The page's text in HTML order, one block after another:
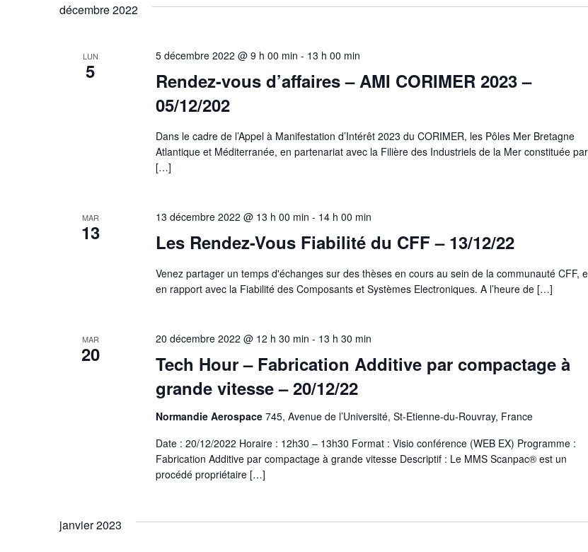
décembre 2022
LUN
5
Rendez-vous d’affaires – AMI CORIMER 2023 –
05/12/202
5 décembre 2022 @ 9 h 00 min - 13 h 00 min
Dans le cadre de l’Appel à Manifestation d’Intérêt 2023 du CORIMER, les Pôles Mer Bretagne
Atlantique et Méditerranée, en partenariat avec la Filière des Industriels de la Mer constituée par
[…]
MAR
13 Les Rendez-Vous Fiabilité du CFF – 13/12/22
13 décembre 2022 @ 13 h 00 min - 14 h 00 min
Venez partager un temps d'échanges sur des thèses en cours au sein de la communauté CFF,
en rapport avec la Fiabilité des Composants et Systèmes Electroniques. A l’heure de […]
MAR
20
Tech Hour – Fabrication Additive par compactage à
grande vitesse – 20/12/22
20 décembre 2022 @ 12 h 30 min - 13 h 30 min
Normandie Aerospace 745, Avenue de l’Université, St-Etienne-du-Rouvray, France
Date : 20/12/2022 Horaire : 12h30 – 13h30 Format : Visio conférence (WEB EX) Programme :
Fabrication Additive par compactage à grande vitesse Descriptif : Le MMS Scanpac® est un
procédé propriétaire […]
janvier 2023